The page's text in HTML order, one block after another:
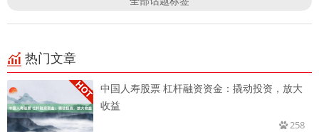
热门文章
中国人寿股票 杠杆融资资金：撬动投资，放大
收益
258